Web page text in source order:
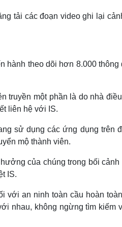
tải các đoạn video ghi lại
theo dõi hơn 8.000 thông
truyền một phần là do nhà
liên hệ với IS.
sử dụng các ứng dụng trên
mộ thành viên.
của chúng trong bối
IS.
với an ninh toàn cầu hoàn
nhau, không ngừng tìm kiếm